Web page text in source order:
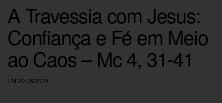
A Travessia com Jesus:
Confiança e Fé em Meio
ao Caos – Mc 4, 31-41
EM 20/06/2024